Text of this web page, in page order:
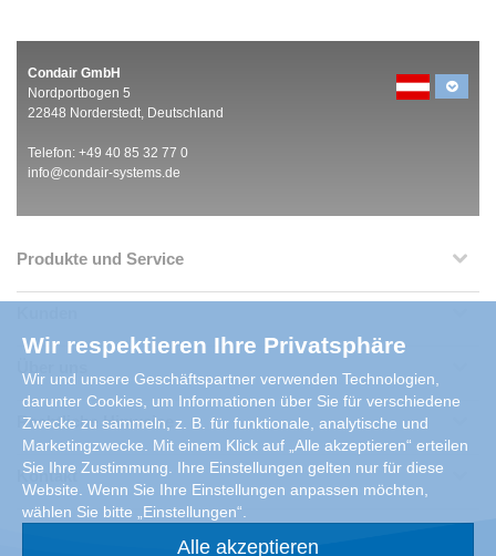
Condair GmbH
Nordportbogen 5
22848 Norderstedt, Deutschland
Telefon: +49 40 85 32 77 0
info@condair-systems.de
Produkte und Service
Rechtliche Hinweise
Kontakt
Wir respektieren Ihre Privatsphäre
Wir und unsere Geschäftspartner verwenden Technologien,
darunter Cookies, um Informationen über Sie für verschiedene
Zwecke zu sammeln, z. B. für funktionale, analytische und
Marketingzwecke. Mit einem Klick auf „Alle akzeptieren“ erteilen
Sie Ihre Zustimmung. Ihre Einstellungen gelten nur für diese
Website. Wenn Sie Ihre Einstellungen anpassen möchten,
wählen Sie bitte „Einstellungen“.
Alle akzeptieren